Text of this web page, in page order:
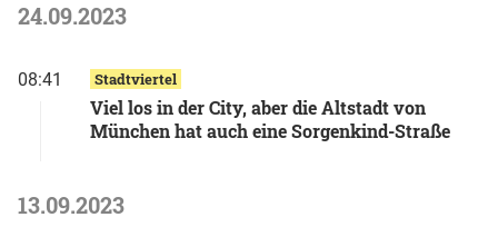
24.09.2023
08:41 Stadtviertel
Viel los in der City, aber die Altstadt von
München hat auch eine Sorgenkind-Straße
13.09.2023